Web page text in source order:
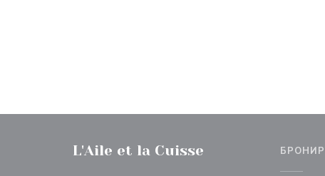
L'Aile et la Cuisse